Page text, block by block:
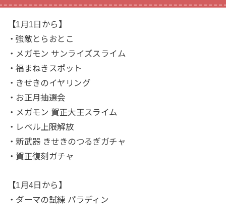
【1月1日から】
・強敵とらおとこ
・メガモン サンライズスライム
・福まねきスポット
・きせきのイヤリング
・お正月抽選会
・メガモン 賀正大王スライム
・レベル上限解放
・新武器 きせきのつるぎガチャ
・賀正復刻ガチャ
【1月4日から】
・ダーマの試練 パラディン